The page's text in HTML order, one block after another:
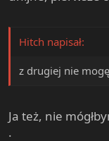
Hitch napisał:
z drugiej nie
Ja też, nie
.